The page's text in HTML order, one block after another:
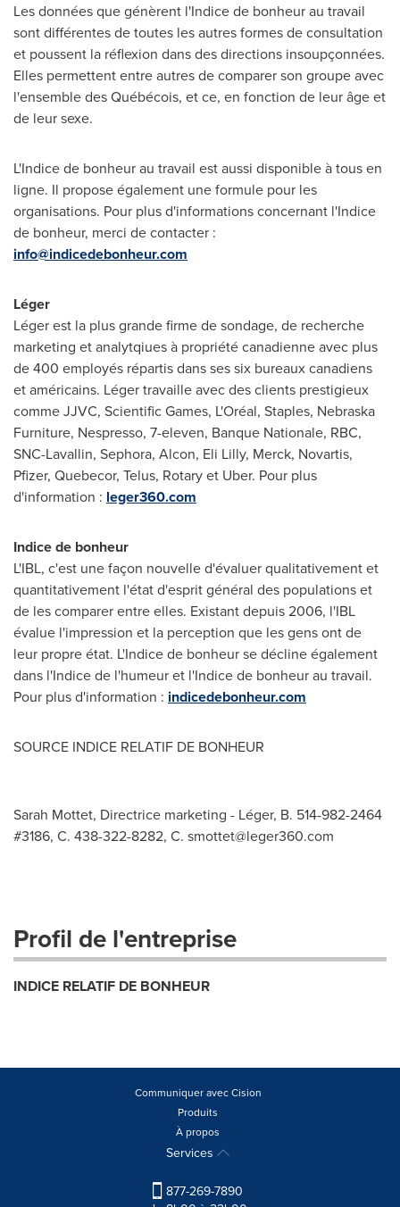
Les données que génèrent l'Indice de bonheur au travail
sont différentes de toutes les autres formes de consultation
et poussent la réflexion dans des directions insoupçonnées.
Elles permettent entre autres de comparer son groupe avec
l'ensemble des Québécois, et ce, en fonction de leur âge et
de leur sexe.
L'Indice de bonheur au travail est aussi disponible à tous en
ligne. Il propose également une formule pour les
organisations. Pour plus d'informations concernant l'Indice
de bonheur, merci de contacter :
info@indicedebonheur.com
Léger
Léger est la plus grande firme de sondage, de recherche
marketing et analytqiues à propriété canadienne avec plus
de 400 employés répartis dans ses six bureaux canadiens
et américains. Léger travaille avec des clients prestigieux
comme JJVC, Scientific Games, L'Oréal, Staples, Nebraska
Furniture, Nespresso, 7-eleven, Banque Nationale, RBC,
SNC-Lavallin, Sephora, Alcon, Eli Lilly, Merck, Novartis,
Pfizer, Quebecor, Telus, Rotary et Uber. Pour plus
d'information : leger360.com
Indice de bonheur
L'IBL, c'est une façon nouvelle d'évaluer qualitativement et
quantitativement l'état d'esprit général des populations et
de les comparer entre elles. Existant depuis 2006, l'IBL
évalue l'impression et la perception que les gens ont de
leur propre état. L'Indice de bonheur se décline également
dans l'Indice de l'humeur et l'Indice de bonheur au travail.
Pour plus d'information : indicedebonheur.com
SOURCE INDICE RELATIF DE BONHEUR
Sarah Mottet, Directrice marketing - Léger, B. 514-982-2464
#3186, C. 438-322-8282, C. smottet@leger360.com
Profil de l'entreprise
INDICE RELATIF DE BONHEUR
Communiquer avec Cision
Produits
À propos
Services
877-269-7890